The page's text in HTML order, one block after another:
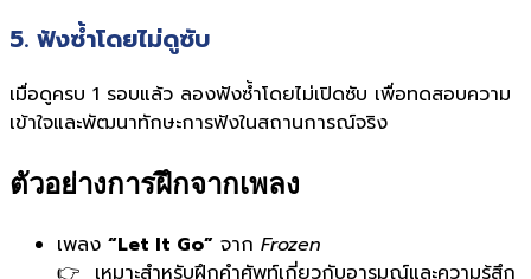
5. ฟังซ้ำโดยไม่ดูซับ
เมื่อดูครบ 1 รอบแล้ว ลองฟังซ้ำโดยไม่เปิดซับ เพื่อทดสอบความ
เข้าใจและพัฒนาทักษะการฟังในสถานการณ์จริง
ตัวอย่างการฝึกจากเพลง
เพลง “Let It Go” จาก Frozen
👉 เหมาะสำหรับฝึกคำศัพท์เกี่ยวกับอารมณ์และความรู้สึก